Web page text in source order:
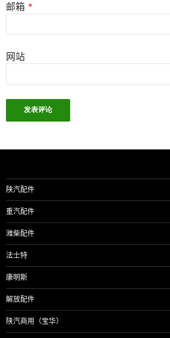
邮箱 *
网站
陕汽配件
重汽配件
潍柴配件
法士特
康明斯
解放配件
陕汽商用（宝华）